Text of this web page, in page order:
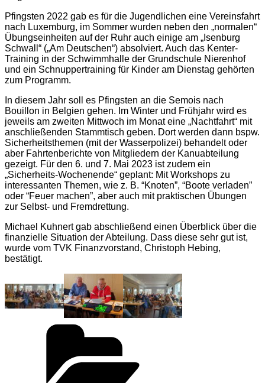
Pfingsten 2022 gab es für die Jugendlichen eine Vereinsfahrt
nach Luxemburg, im Sommer wurden neben den „normalen“
Übungseinheiten auf der Ruhr auch einige am „Isenburg
Schwall“ („Am Deutschen“) absolviert. Auch das Kenter-
Training in der Schwimmhalle der Grundschule Nierenhof
und ein Schnuppertraining für Kinder am Dienstag gehörten
zum Programm.
In diesem Jahr soll es Pfingsten an die Semois nach
Bouillon in Belgien gehen. Im Winter und Frühjahr wird es
jeweils am zweiten Mittwoch im Monat eine „Nachtfahrt“ mit
anschließenden Stammtisch geben. Dort werden dann bspw.
Sicherheitsthemen (mit der Wasserpolizei) behandelt oder
aber Fahrtenberichte von Mitgliedern der Kanuabteilung
gezeigt. Für den 6. und 7. Mai 2023 ist zudem ein
„Sicherheits-Wochenende“ geplant: Mit Workshops zu
interessanten Themen, wie z. B. “Knoten”, “Boote verladen”
oder “Feuer machen”, aber auch mit praktischen Übungen
zur Selbst- und Fremdrettung.
Michael Kuhnert gab abschließend einen Überblick über die
finanzielle Situation der Abteilung. Dass diese sehr gut ist,
wurde vom TVK Finanzvorstand, Christoph Hebing,
bestätigt.